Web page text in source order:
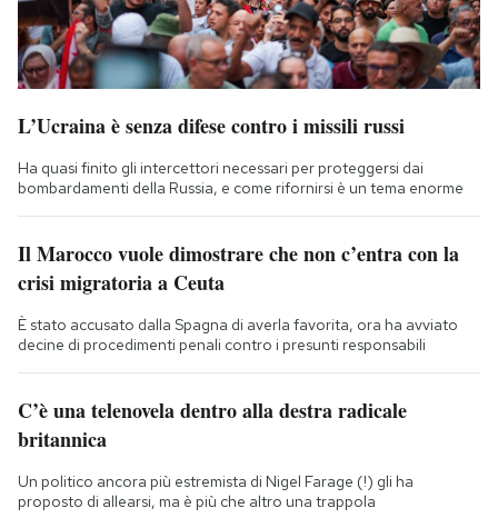
L’Ucraina è senza difese contro i missili russi
Ha quasi finito gli intercettori necessari per proteggersi dai
bombardamenti della Russia, e come rifornirsi è un tema enorme
Il Marocco vuole dimostrare che non c’entra con la
crisi migratoria a Ceuta
È stato accusato dalla Spagna di averla favorita, ora ha avviato
decine di procedimenti penali contro i presunti responsabili
C’è una telenovela dentro alla destra radicale
britannica
Un politico ancora più estremista di Nigel Farage (!) gli ha
proposto di allearsi, ma è più che altro una trappola